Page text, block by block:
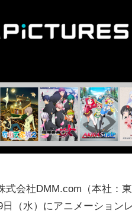
会社DMM.com（本社：
（水）にアニメーション